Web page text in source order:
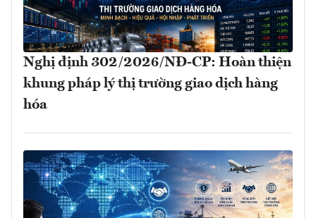
Nghị định 302/2026/NĐ-CP: Hoàn thiện
khung pháp lý thị trường giao dịch hàng
hóa